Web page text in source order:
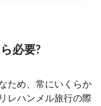
必要?
ため、常にいくらか
レハンメル旅行の際